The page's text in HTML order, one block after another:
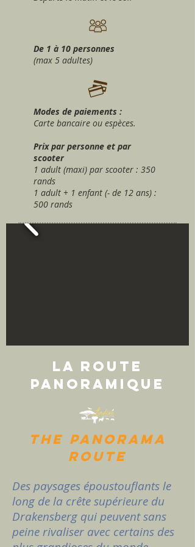
De 1 à 10 personnes
(max 5 adultes)
Modes de paiements :
Carte bancaire ou espèces.
Prix par personne et par
scooter
1 adult (maxi) par scooter : 350
rands
1 adult + 1 enfant (- de 12 ans) :
500 rands
La Route
panoramique
The Panorama
route
Des paysages époustouflants le
long de la crête supérieure du
Drakensberg qui peuvent sans
peine rivaliser avec certains des